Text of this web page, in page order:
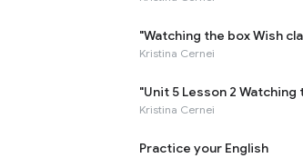
"Watching the box Wish
Kristina Cernei
"Unit 5 Lesson 2 Watching
Kristina Cernei
Practice your English